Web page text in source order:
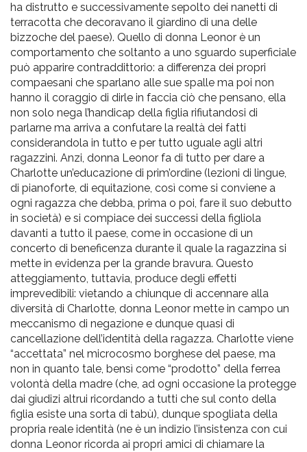
ha distrutto e successivamente sepolto dei nanetti di
terracotta che decoravano il giardino di una delle
bizzoche del paese). Quello di donna Leonor è un
comportamento che soltanto a uno sguardo superficiale
può apparire contraddittorio: a differenza dei propri
compaesani che sparlano alle sue spalle ma poi non
hanno il coraggio di dirle in faccia ciò che pensano, ella
non solo nega l’handicap della figlia rifiutandosi di
parlarne ma arriva a confutare la realtà dei fatti
considerandola in tutto e per tutto uguale agli altri
ragazzini. Anzi, donna Leonor fa di tutto per dare a
Charlotte un’educazione di prim’ordine (lezioni di lingue,
di pianoforte, di equitazione, così come si conviene a
ogni ragazza che debba, prima o poi, fare il suo debutto
in società) e si compiace dei successi della figliola
davanti a tutto il paese, come in occasione di un
concerto di beneficenza durante il quale la ragazzina si
mette in evidenza per la grande bravura. Questo
atteggiamento, tuttavia, produce degli effetti
imprevedibili: vietando a chiunque di accennare alla
diversità di Charlotte, donna Leonor mette in campo un
meccanismo di negazione e dunque quasi di
cancellazione dell’identità della ragazza. Charlotte viene
“accettata” nel microcosmo borghese del paese, ma
non in quanto tale, bensì come “prodotto” della ferrea
volontà della madre (che, ad ogni occasione la protegge
dai giudizi altrui ricordando a tutti che sul conto della
figlia esiste una sorta di tabù), dunque spogliata della
propria reale identità (ne è un indizio l’insistenza con cui
donna Leonor ricorda ai propri amici di chiamare la